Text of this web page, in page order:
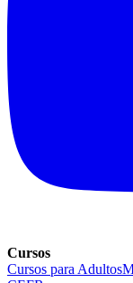
Cursos
Cursos para Adultos